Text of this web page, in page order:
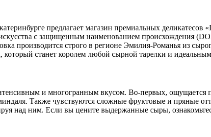
предлагает магазин премиальных
с защищенным наименованием происхождения
производится строго в регионе Эмилия-Романья из
который станет королем любой сырной тарелки и
и многогранным вкусом. Во-первых, ощущается
Также чувствуются сложные фруктовые и пряные
над ним. Если вы цените выдержанные сыры,